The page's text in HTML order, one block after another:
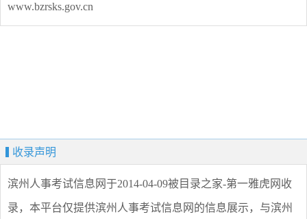
www.bzrsks.gov.cn
收录声明
滨州人事考试信息网 于2014-04-09被目录之家-第一雅虎网收
录，本平台仅提供滨州人事考试信息网 的信息展示，与滨州